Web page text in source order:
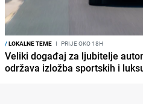
/LOKALNE TEME I PRIJE OKO 18H
Veliki događaj za ljubitelje
održava izložba sportskih i